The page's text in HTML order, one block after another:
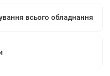
всього обладнання